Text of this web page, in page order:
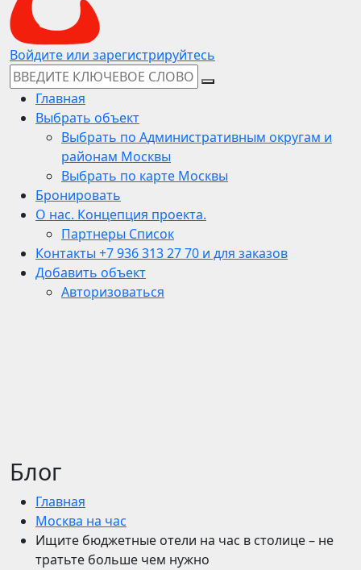
Войдите или зарегистрируйтесь
Главная
Выбрать объект
Выбрать по Административным округам и
районам Москвы
Выбрать по карте Москвы
Бронировать
О нас. Концепция проекта.
Партнеры Список
Контакты +7 936 313 27 70 и для заказов
Добавить объект
Авторизоваться
Блог
Главная
Москва на час
Ищите бюджетные отели на час в столице – не
тратьте больше чем нужно